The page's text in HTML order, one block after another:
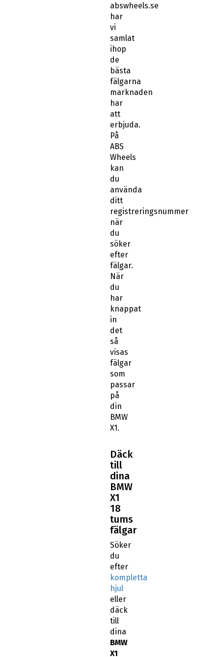
abswheels.se
har
vi
samlat
ihop
de
bästa
fälgarna
marknaden
har
att
erbjuda.
På
ABS
Wheels
kan
du
använda
ditt
registreringsnummer
när
du
söker
efter
fälgar.
När
du
har
knappat
in
det
så
visas
fälgar
som
passar
på
din
BMW
X1.
Däck
till
dina
BMW
X1
18
tums
fälgar
Söker
du
efter
kompletta
hjul
eller
däck
till
dina
BMW
X1